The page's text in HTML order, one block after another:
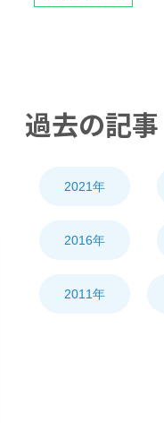
過去の記事
2021年
2016年
2011年